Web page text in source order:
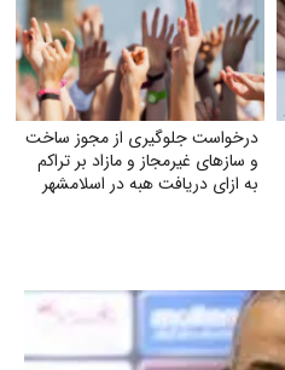
درخواست جلوگیری از مجوز ساخت
و سازهای غیرمجاز و مازاد بر تراکم
به ازای دریافت هبه در اسلامشهر